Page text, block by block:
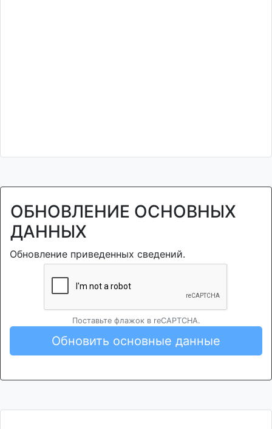
ОБНОВЛЕНИЕ ОСНОВНЫХ
ДАННЫХ
Обновление приведенных сведений.
Поставьте флажок в reCAPTCHA.
Обновить основные данные